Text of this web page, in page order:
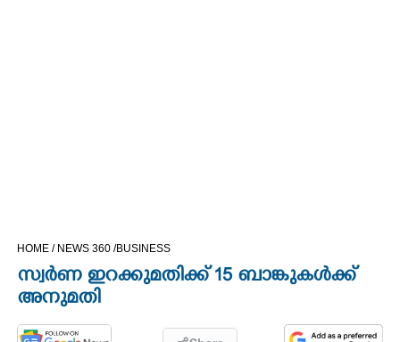
CINEMA
OPINION
HOME / NEWS 360 /BUSINESS
സ്വർണ ഇറക്കുമതിക്ക് 15 ബാങ്കുകൾക്ക്
അനുമതി